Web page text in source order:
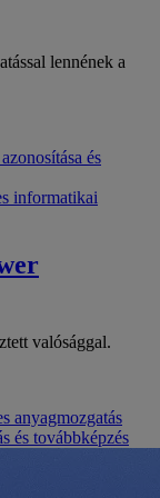
lennének a
és
informatikai
valósággal.
anyagmozgatás
és továbbképzés